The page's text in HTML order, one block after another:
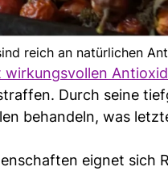
reich an natürlichen
wirkungsvollen
Durch seine
behandeln, was
eignet sich